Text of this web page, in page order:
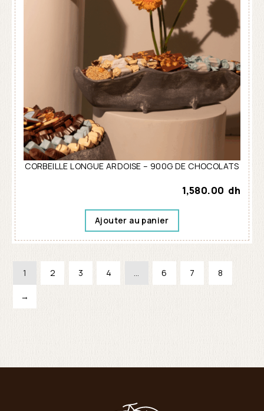
CORBEILLE LONGUE ARDOISE – 900G DE CHOCOLATS
1,580.00 dh
Ajouter au panier
1 2 3 4 6 7 8
→